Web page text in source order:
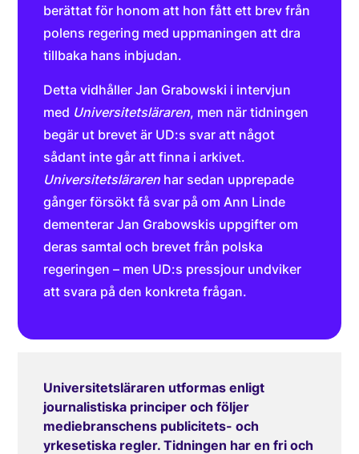
berättat för honom att hon fått ett brev från
polens regering med uppmaningen att dra
tillbaka hans inbjudan.
Detta vidhåller Jan Grabowski i intervjun
med Universitetsläraren, men när tidningen
begär ut brevet är UD:s svar att något
sådant inte går att finna i arkivet.
Universitetsläraren har sedan upprepade
gånger försökt få svar på om Ann Linde
dementerar Jan Grabowskis uppgifter om
deras samtal och brevet från polska
regeringen – men UD:s pressjour undviker
att svara på den konkreta frågan.
Universitetsläraren utformas enligt
journalistiska principer och följer
mediebranschens publicitets- och
yrkesetiska regler. Tidningen har en fri och